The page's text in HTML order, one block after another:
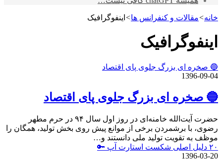
خانه>مقالات و کنفرانس ها> اینفوگرافیک
اینفوگرافیک
🔵 صخره ای بزرگ جلوی پای اقتصاد
1396-09-04
🔵 صخره ای بزرگ جلوی پای اقتصاد
حضرت آیت‌الله خامنه‌ای در روز اول سال ۹۴ در حرم مطهر
رضوی، با برشمردن برخی از موانع پیش روی بخش تولید، همگان را
موظف به تقویت تولید ملی دانستند و…
۲۰ دلیل اصلی شکست استارت آپ 🔑
1396-03-20